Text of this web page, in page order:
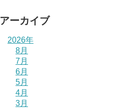
アーカイブ
2026年
8月
7月
6月
5月
4月
3月